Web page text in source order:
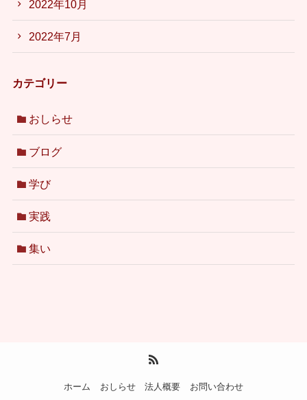
2022年10月
2022年7月
カテゴリー
おしらせ
ブログ
学び
実践
集い
ホーム おしらせ 法人概要 お問い合わせ